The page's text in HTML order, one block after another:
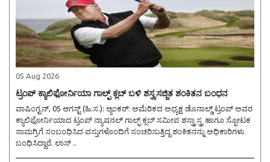
05 Aug 2026
ಟ್ರಂಪ್ ಕ್ಯಾಲಿಫೋರ್ನಿಯಾ ಗಾಲ್ಫ್ ಕ್ಲಬ್ ಬಳಿ ಶಸ್ತ್ರಸಜ್ಜಿತ ಶಂಕಿತನ ಬಂಧನ
ವಾಷಿಂಗ್ಟನ್, 05 ಆಗಸ್ಟ್ (ಹಿ.ಸ.): ಆ್ಯಂಕರ್: ಅಮೆರಿಕದ ಅಧ್ಯಕ್ಷ ಡೊನಾಲ್ಡ್ ಟ್ರಂಪ್ ಅವರ
ಕ್ಯಾಲಿಫೋರ್ನಿಯಾದ ಟ್ರಂಪ್ ನ್ಯಾಷನಲ್ ಗಾಲ್ಫ್ ಕ್ಲಬ್ ಸಮೀಪ ಶಸ್ತ್ರಾಸ್ತ್ರ ಹಾಗೂ ಸ್ಫೋಟಕ
ಸಾಮಗ್ರಿಗೆ ಸಂಬಂಧಿಸಿದ ವಸ್ತುಗಳೊಂದಿಗೆ ಸಂಚರಿಸುತ್ತಿದ್ದ ಶಂಕಿತನನ್ನು ಅಧಿಕಾರಿಗಳು
ಬಂಧಿಸಿದ್ದಾರೆ. ಲಾಸ್ ..